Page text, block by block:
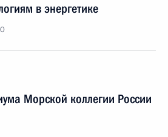
в энергетике
Морской коллегии России